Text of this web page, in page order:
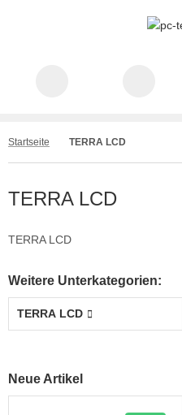
Startseite TERRA LCD
TERRA LCD
TERRA LCD
Weitere Unterkategorien:
TERRA LCD
Neue Artikel